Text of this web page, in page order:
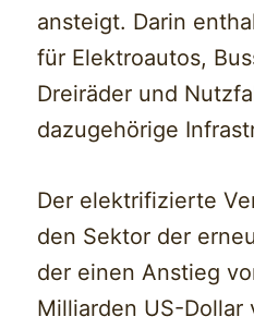
ansteigt. Darin
für Elektroautos,
Dreiräder und
dazugehörige
Der elektrifizierte
den Sektor der
der einen Anstieg
Milliarden US-Dollar